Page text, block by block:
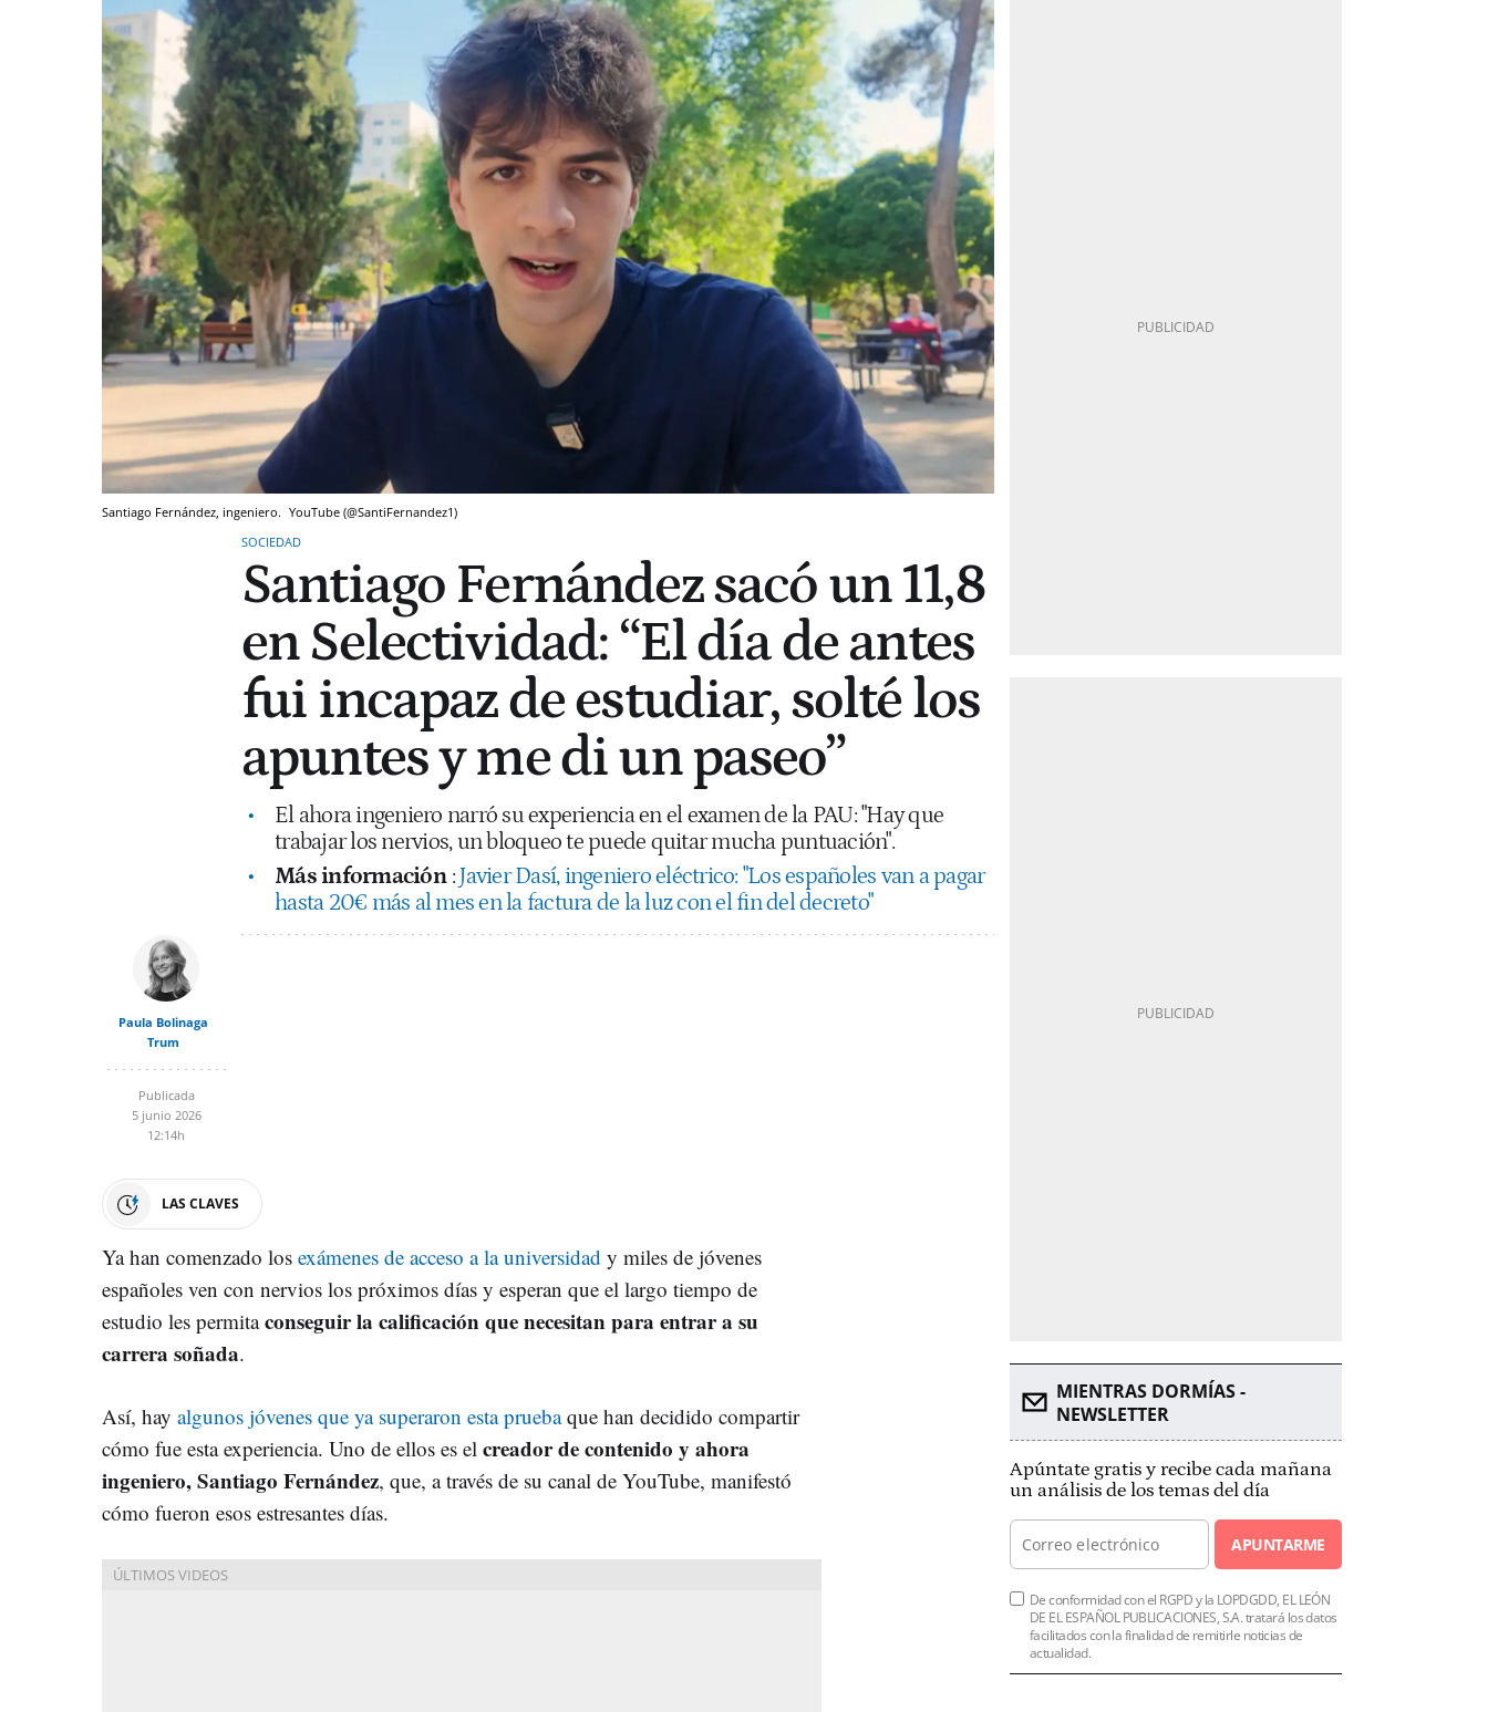
Santiago Fernández, ingeniero. YouTube (@SantiFernandez1)
SOCIEDAD
Santiago Fernández sacó un 11,8
en Selectividad: “El día de antes
fui incapaz de estudiar, solté los
apuntes y me di un paseo”
El ahora ingeniero narró su experiencia en el examen de la PAU: "Hay que
trabajar los nervios, un bloqueo te puede quitar mucha puntuación".
Más información : Javier Dasí, ingeniero eléctrico: "Los españoles van a pagar
hasta 20€ más al mes en la factura de la luz con el fin del decreto"
Paula Bolinaga
Trum
Publicada
5 junio 2026
12:14h
LAS CLAVES
Ya han comenzado los exámenes de acceso a la universidad y miles de jóvenes
españoles ven con nervios los próximos días y esperan que el largo tiempo de
estudio les permitaconseguir la calificación que necesitan para entrar a su
carrera soñada.
Así, hay algunos jóvenes que ya superaron esta pruebaque han decidido compartir
cómo fue esta experiencia. Uno de ellos es el creador de contenido y ahora
ingeniero, Santiago Fernández, que, a través de su canal de YouTube, manifestó
cómo fueron esos estresantes días.
MIENTRAS DORMÍAS -
NEWSLETTER
Apúntate gratis y recibe cada mañana
un análisis de los temas del día
APUNTARME
De conformidad con el RGPD y la LOPDGDD, EL LEÓN
DE EL ESPAÑOL PUBLICACIONES, S.A. tratará los datos
facilitados con la finalidad de remitirle noticias de
actualidad.